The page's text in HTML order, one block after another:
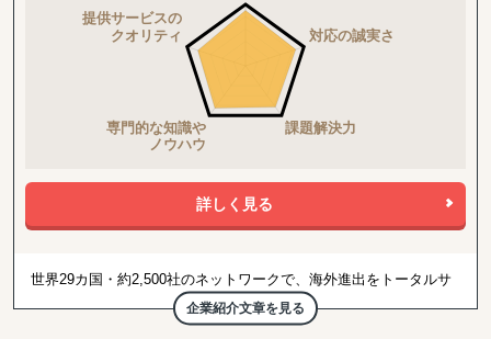
詳しく見る
企業紹介文章を見る
世界29カ国・約2,500社のネットワークで、海外進出をトータルサ